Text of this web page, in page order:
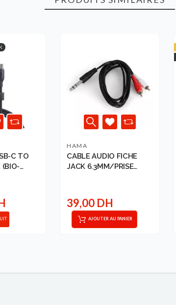
C TO
(BIO-
HAMA
CABLE AUDIO FICHE
JACK 6.3MM/PRISE
39,00 DH
AJOUTER AU PANIER